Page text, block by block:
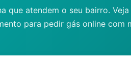
que atendem o seu bairro.
para pedir gás online com